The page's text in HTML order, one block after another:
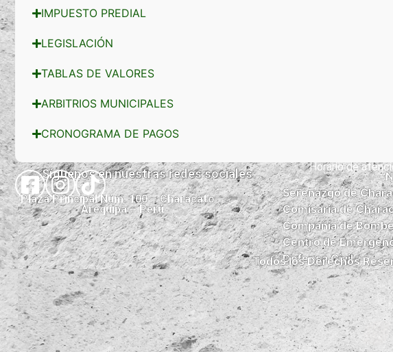
TRIBUTOS
MUNICIPALES
IMPUESTO PREDIAL
LEGISLACIÓN
TABLAS DE VALORES
ARBITRIOS MUNICIPALES
CRONOGRAMA DE PAGOS
Horario de
Síguenos en nuestras redes sociales:
Plaza Principal Núm. 100 – Characato –
Arequipa – Perú
Serenazgo de
Comisaria de
Compañía de
Centro de
Defensa Civil
Todos los Derechos